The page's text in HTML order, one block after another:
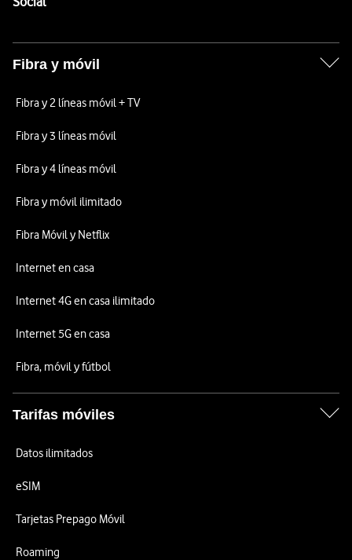
Fibra y móvil
Fibra y 2 líneas móvil + TV
Fibra y 3 líneas móvil
Fibra y 4 líneas móvil
Fibra y móvil ilimitado
Fibra Móvil y Netflix
Internet en casa
Internet 4G en casa ilimitado
Internet 5G en casa
Fibra, móvil y fútbol
Tarifas móviles
Datos ilimitados
eSIM
Tarjetas Prepago Móvil
Roaming